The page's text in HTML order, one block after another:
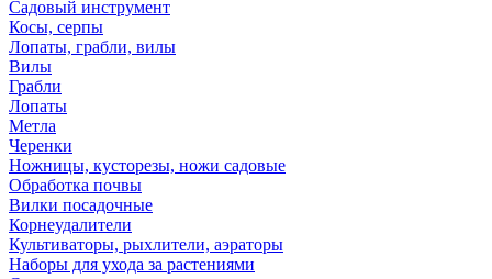
Садовый инструмент
Косы, серпы
Лопаты, грабли, вилы
Вилы
Грабли
Лопаты
Метла
Черенки
Ножницы, кусторезы, ножи садовые
Обработка почвы
Вилки посадочные
Корнеудалители
Культиваторы, рыхлители, аэраторы
Наборы для ухода за растениями